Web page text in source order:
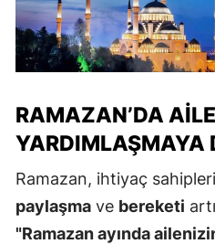
RAMAZAN’DA
YARDIMLAŞMAYA
Ramazan, ihtiyaç
paylaşma ve bereketi
"Ramazan ayında